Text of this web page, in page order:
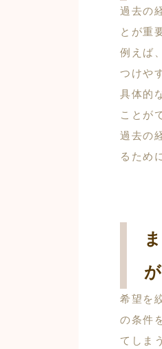
過去の
とが重
例えば
つけや
具体的
ことが
過去の
るため
希望を
の条件
てしま